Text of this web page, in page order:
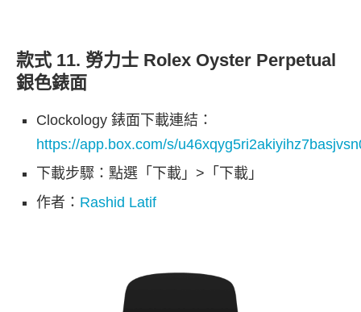
款式 11. 勞力士 Rolex Oyster Perpetual
銀色錶面
Clockology 錶面下載連結：
https://app.box.com/s/
下載步驟：點選「下載」>「下載」
作者： Rashid Latif